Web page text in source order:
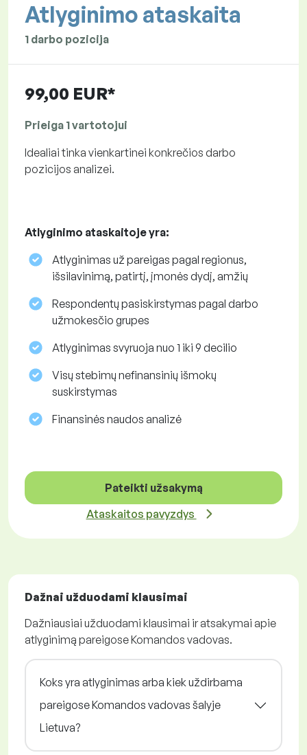
Atlyginimo ataskaita
1 darbo pozicija
99,00 EUR*
Prieiga 1 vartotojui
Idealiai tinka vienkartinei konkrečios darbo
pozicijos analizei.
Atlyginimo ataskaitoje yra:
Atlyginimas už pareigas pagal regionus,
išsilavinimą, patirtį, įmonės dydį, amžių
Respondentų pasiskirstymas pagal darbo
užmokesčio grupes
Atlyginimas svyruoja nuo 1 iki 9 decilio
Visų stebimų nefinansinių išmokų
suskirstymas
Finansinės naudos analizė
Pateikti užsakymą
Ataskaitos pavyzdys
Dažnai užduodami klausimai
Dažniausiai užduodami klausimai ir atsakymai apie
atlyginimą pareigose Komandos vadovas.
Koks yra atlyginimas arba kiek uždirbama
pareigose Komandos vadovas šalyje
Lietuva?